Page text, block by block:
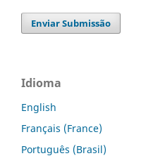
Enviar Submissão
Idioma
English
Français (France)
Português (Brasil)